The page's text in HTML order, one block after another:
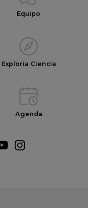
Equipo
Exploria Ciencia
Agenda